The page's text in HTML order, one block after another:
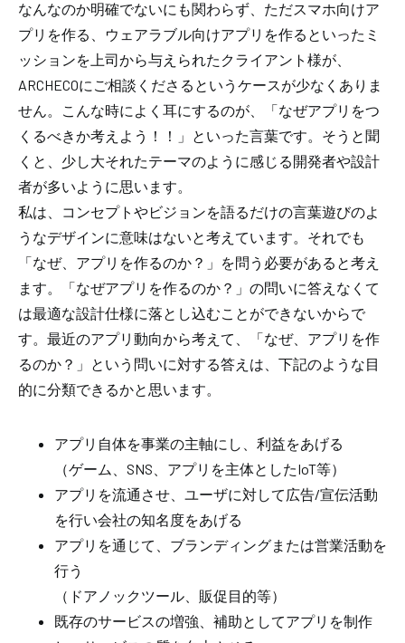
なんなのか明確でないにも関わらず、ただスマホ向けア
プリを作る、ウェアラブル向けアプリを作るといったミ
ッションを上司から与えられたクライアント様が、
ARCHECOにご相談くださるというケースが少なくありま
せん。こんな時によく耳にするのが、「なぜアプリをつ
くるべきか考えよう！！」といった言葉です。そうと聞
くと、少し大それたテーマのように感じる開発者や設計
者が多いように思います。
私は、コンセプトやビジョンを語るだけの言葉遊びのよ
うなデザインに意味はないと考えています。それでも
「なぜ、アプリを作るのか？」を問う必要があると考え
ます。「なぜアプリを作るのか？」の問いに答えなくて
は最適な設計仕様に落とし込むことができないからで
す。最近のアプリ動向から考えて、「なぜ、アプリを作
るのか？」という問いに対する答えは、下記のような目
的に分類できるかと思います。
アプリ自体を事業の主軸にし、利益をあげる
（ゲーム、SNS、アプリを主体としたIoT等）
アプリを流通させ、ユーザに対して広告/宣伝活動
を行い会社の知名度をあげる
アプリを通じて、ブランディングまたは営業活動を
行う
（ドアノックツール、販促目的等）
既存のサービスの増強、補助としてアプリを制作